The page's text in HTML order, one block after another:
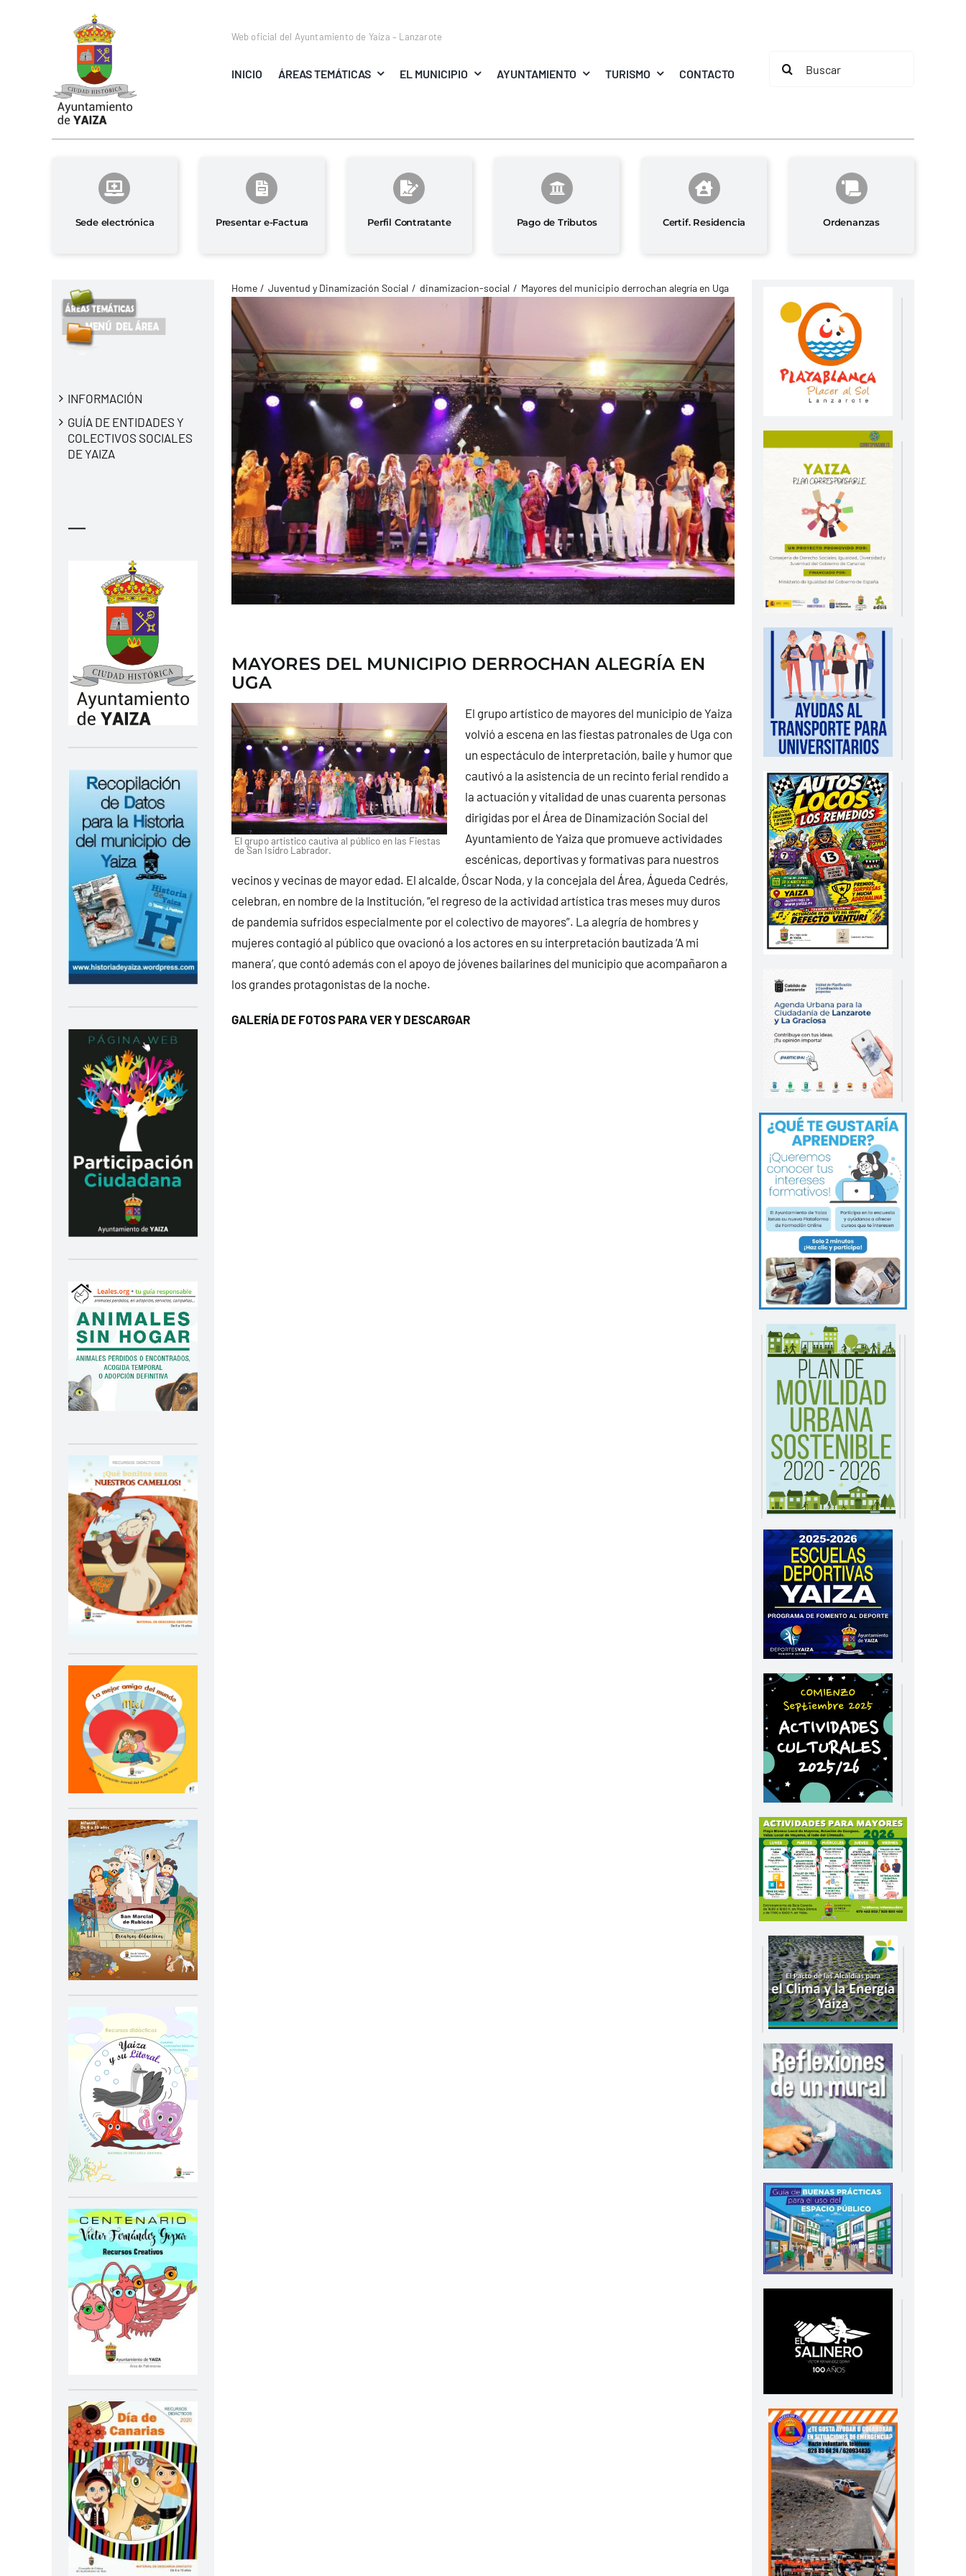
Web oficial del Ayuntamiento de Yaiza – Lanzarote
INICIO ÁREAS TEMÁTICAS EL MUNICIPIO AYUNTAMIENTO TURISMO CONTACTO
Buscar:
Sede electrónica Presentar e-Factura Perfil Contratante Pago de Tributos Certif. Residencia Ordenanzas
INFORMACIÓN
GUÍA DE ENTIDADES Y
COLECTIVOS SOCIALES
DE YAIZA
—
Home Juventud y Dinamización Social dinamizacion-social Mayores del municipio derrochan alegría en Uga
MAYORES DEL MUNICIPIO DERROCHAN ALEGRÍA EN
UGA
El grupo artístico cautiva al público en las Fiestas
de San Isidro Labrador.
El grupo artístico de mayores del municipio de Yaiza
volvió a escena en las fiestas patronales de Uga con
un espectáculo de interpretación, baile y humor que
cautivó a la asistencia de un recinto ferial rendido a
la actuación y vitalidad de unas cuarenta personas
dirigidas por el Área de Dinamización Social del
Ayuntamiento de Yaiza que promueve actividades
escénicas, deportivas y formativas para nuestros
vecinos y vecinas de mayor edad. El alcalde, Óscar Noda, y la concejala del Área, Águeda Cedrés,
celebran, en nombre de la Institución, “el regreso de la actividad artística tras meses muy duros
de pandemia sufridos especialmente por el colectivo de mayores”. La alegría de hombres y
mujeres contagió al público que ovacionó a los actores en su interpretación bautizada ‘A mi
manera’, que contó además con el apoyo de jóvenes bailarines del municipio que acompañaron a
los grandes protagonistas de la noche.
GALERÍA DE FOTOS PARA VER Y DESCARGAR